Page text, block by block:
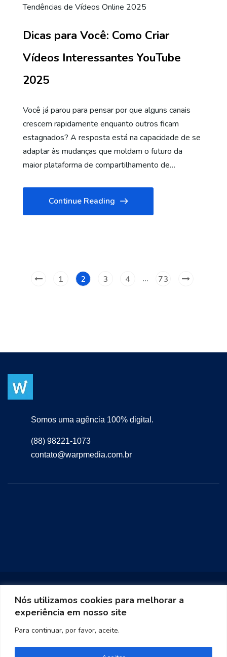
Nós utilizamos cookies para melhorar a
experiência em nosso site
Para continuar, por favor, aceite.
Tendências de Vídeos Online 2025
Dicas para Você: Como Criar
Vídeos Interessantes YouTube
2025
Você já parou para pensar por que alguns canais
crescem rapidamente enquanto outros ficam
estagnados? A resposta está na capacidade de se
adaptar às mudanças que moldam o futuro da
maior plataforma de compartilhamento de…
Continue Reading
1 2 3 4 … 73
Somos uma agência 100% digital.
(88) 98221-1073
contato@warpmedia.com.br